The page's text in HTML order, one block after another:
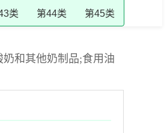
类 第44类 第45类
和其他奶制品;食用油